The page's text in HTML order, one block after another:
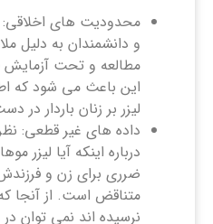
محدودیت های اخلاقی:
و دانشمندان به دلیل
مطالعه و تحت آزمایش
این باعث می شود که
لیزر بر زنان باردار در
داده های غیر قطعی:
درباره اینکه آیا لیزر
ضرری برای زن و فرزندش
متناقض است. از آنجا
نرسیده اند نمی توان